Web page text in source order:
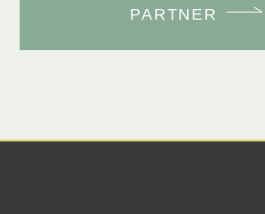
PARTNER